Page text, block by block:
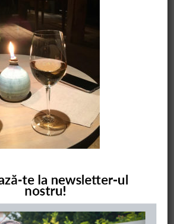
emailul și site-ul web în acest
viitoare când o să comentez.
NOASTRĂ